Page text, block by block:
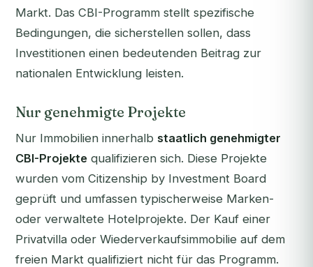
Markt. Das CBI-Programm stellt spezifische
Bedingungen, die sicherstellen sollen, dass
Investitionen einen bedeutenden Beitrag zur
nationalen Entwicklung leisten.
Nur genehmigte Projekte
Nur Immobilien innerhalb staatlich genehmigter
CBI-Projekte qualifizieren sich. Diese Projekte
wurden vom Citizenship by Investment Board
geprüft und umfassen typischerweise Marken-
oder verwaltete Hotelprojekte. Der Kauf einer
Privatvilla oder Wiederverkaufsimmobilie auf dem
freien Markt qualifiziert nicht für das Programm.